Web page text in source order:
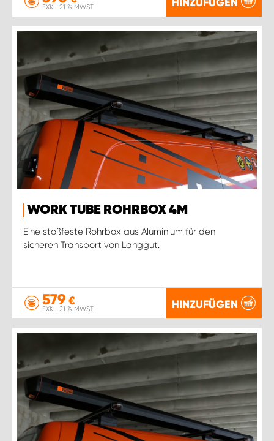
EXKL. 21 % MWST.
WORK TUBE ROHRBOX 4M
Eine stoßfeste Rohrbox aus Aluminium für den
sicheren Transport von Langgut.
579 €
EXKL. 21 % MWST. HINZUFÜGEN